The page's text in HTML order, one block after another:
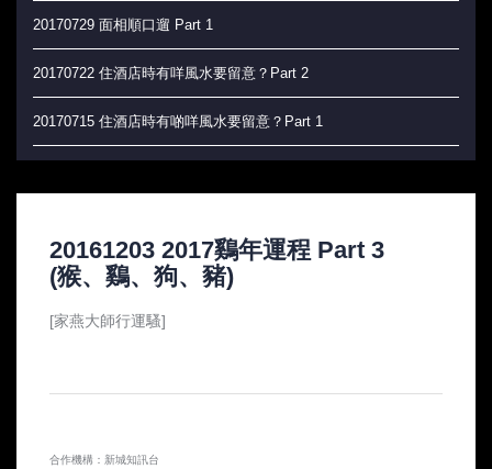
20170729 面相順口遛 Part 1
20170722 住酒店時有咩風水要留意？Part 2
20170715 住酒店時有啲咩風水要留意？Part 1
20170624 絕地反擊 做好自己 唔會俾人蝦
20170617 永冇俾人蝦 (加強版)
20170527 唔要俾人蝦!
20161203 2017鷄年運程 Part 3
(猴、鷄、狗、豬)
[家燕大師行運騷]
合作機構：新城知訊台